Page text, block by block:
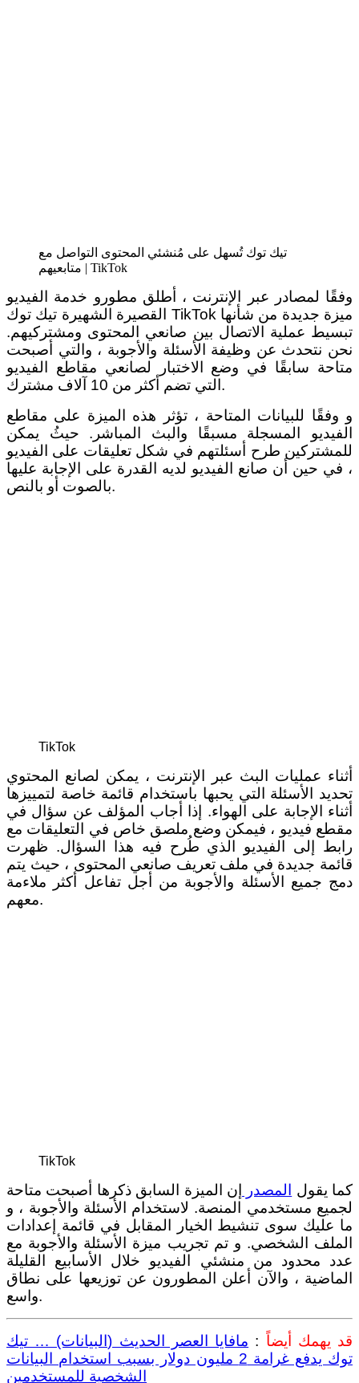
تيك توك تُسهل على مُنشئي المحتوى التواصل مع
متابعيهم | TikTok
وفقًا لمصادر عبر الإنترنت ، أطلق مطورو خدمة الفيديو
القصيرة الشهيرة تيك توك TikTok ميزة جديدة من شأنها
تبسيط عملية الاتصال بين صانعي المحتوى ومشتركيهم.
نحن نتحدث عن وظيفة الأسئلة والأجوبة ، والتي أصبحت
متاحة سابقًا في وضع الاختبار لصانعي مقاطع الفيديو
التي تضم أكثر من 10 آلاف مشترك.
و وفقًا للبيانات المتاحة ، تؤثر هذه الميزة على مقاطع
الفيديو المسجلة مسبقًا والبث المباشر. حيثُ يمكن
للمشتركين طرح أسئلتهم في شكل تعليقات على الفيديو
، في حين أن صانع الفيديو لديه القدرة على الإجابة عليها
بالصوت أو بالنص.
TikTok
أثناء عمليات البث عبر الإنترنت ، يمكن لصانع المحتوي
تحديد الأسئلة التي يحبها باستخدام قائمة خاصة لتمييزها
أثناء الإجابة على الهواء. إذا أجاب المؤلف عن سؤال في
مقطع فيديو ، فيمكن وضع ملصق خاص في التعليقات مع
رابط إلى الفيديو الذي طُرح فيه هذا السؤال. ظهرت
قائمة جديدة في ملف تعريف صانعي المحتوى ، حيث يتم
دمج جميع الأسئلة والأجوبة من أجل تفاعل أكثر ملاءمة
معهم.
TikTok
كما يقول المصدر إن الميزة السابق ذكرها أصبحت متاحة
لجميع مستخدمي المنصة. لاستخدام الأسئلة والأجوبة ، و
ما عليك سوى تنشيط الخيار المقابل في قائمة إعدادات
الملف الشخصي. و تم تجريب ميزة الأسئلة والأجوبة مع
عدد محدود من منشئي الفيديو خلال الأسابيع القليلة
الماضية ، والآن أعلن المطورون عن توزيعها على نطاق
واسع.
قد يهمك أيضاً : مافايا العصر الحديث (البيانات) … تيك
توك يدفع غرامة 2 مليون دولار بسبب استخدام البيانات
الشخصية للمستخدمين